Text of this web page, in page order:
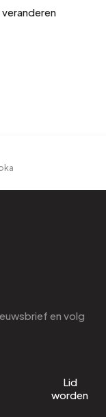
en volg
Lid
worden